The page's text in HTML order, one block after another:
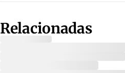
Relacionadas